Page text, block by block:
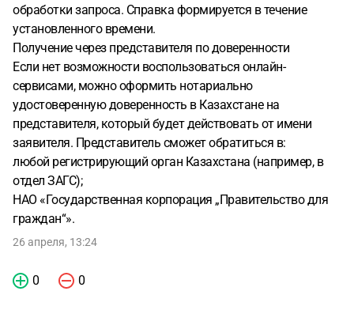
обработки запроса. Справка формируется в течение
установленного времени.
Получение через представителя по доверенности
Если нет возможности воспользоваться онлайн-
сервисами, можно оформить нотариально
удостоверенную доверенность в Казахстане на
представителя, который будет действовать от имени
заявителя. Представитель сможет обратиться в:
любой регистрирующий орган Казахстана (например, в
отдел ЗАГС);
НАО «Государственная корпорация „Правительство для
граждан“».
26 апреля, 13:24
0 0